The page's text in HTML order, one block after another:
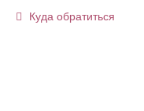
Куда обратиться